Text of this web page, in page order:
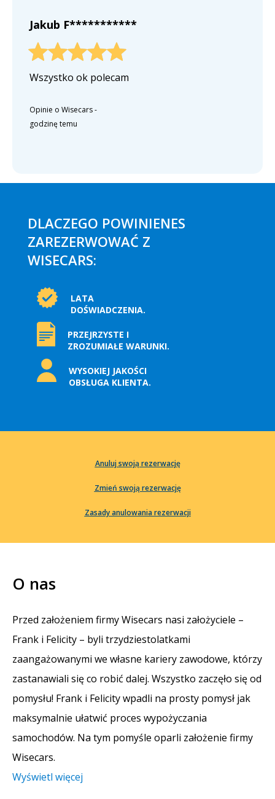
Jakub F***********
Wszystko ok polecam
Opinie o Wisecars-
godzinę temu
DLACZEGO POWINIENES
ZAREZERWOWAĆ Z
WISECARS:
LATA
DOŚWIADCZENIA.
PRZEJRZYSTE I
ZROZUMIAŁE WARUNKI.
WYSOKIEJ JAKOŚCI
OBSŁUGA KLIENTA.
Anuluj swoją rezerwację
Zmień swoją rezerwację
Zasady anulowania rezerwacji
O nas
Przed założeniem firmy Wisecars nasi założyciele –
Frank i Felicity – byli trzydziestolatkami
zaangażowanymi we własne kariery zawodowe, którzy
zastanawiali się co robić dalej. Wszystko zaczęło się od
pomysłu! Frank i Felicity wpadli na prosty pomysł jak
maksymalnie ułatwić proces wypożyczania
samochodów. Na tym pomyśle oparli założenie firmy
Wisecars.
Wyświetl więcej